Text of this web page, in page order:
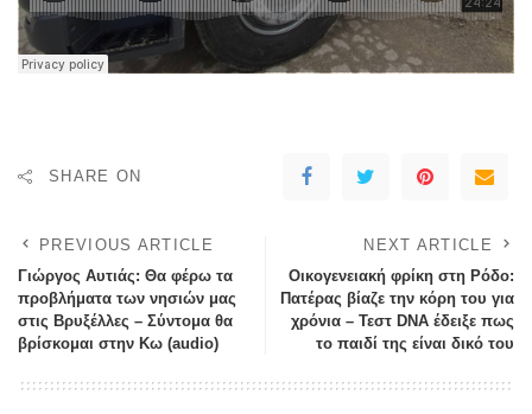
SHARE ON
PREVIOUS ARTICLE
Γιώργος Αυτιάς: Θα φέρω τα
προβλήματα των νησιών μας
στις Βρυξέλλες – Σύντομα θα
βρίσκομαι στην Κω (audio)
NEXT ARTICLE
Οικογενειακή φρίκη στη Ρόδο:
Πατέρας βίαζε την κόρη του για
χρόνια – Τεστ DNA έδειξε πως
το παιδί της είναι δικό του